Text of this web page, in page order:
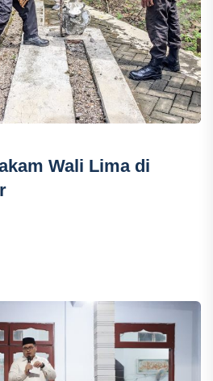
Wali Lima di